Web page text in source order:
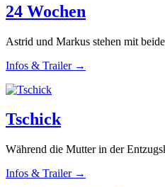
24 Wochen
Astrid und Markus stehen mit
Infos & Trailer →
Tschick
Während die Mutter in der
Infos & Trailer →